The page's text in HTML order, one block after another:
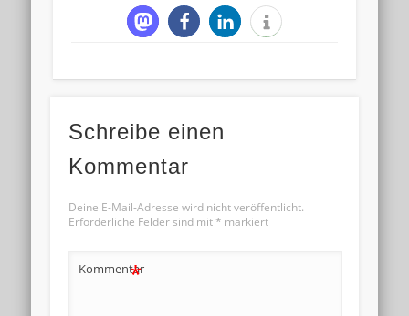
Schreibe einen
Kommentar
Deine E-Mail-Adresse wird nicht veröffentlicht.
Erforderliche Felder sind mit * markiert
Kommentar
*